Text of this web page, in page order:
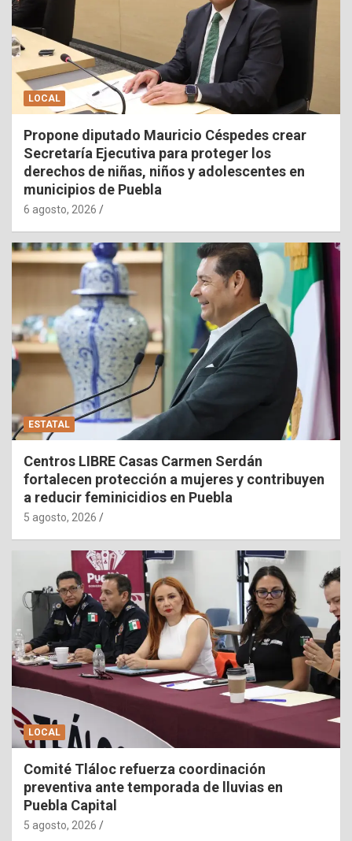
LOCAL
Propone diputado Mauricio Céspedes crear
Secretaría Ejecutiva para proteger los
derechos de niñas, niños y adolescentes en
municipios de Puebla
6 agosto, 2026
ESTATAL
Centros LIBRE Casas Carmen Serdán
fortalecen protección a mujeres y contribuyen
a reducir feminicidios en Puebla
5 agosto, 2026
LOCAL
Comité Tláloc refuerza coordinación
preventiva ante temporada de lluvias en
Puebla Capital
5 agosto, 2026